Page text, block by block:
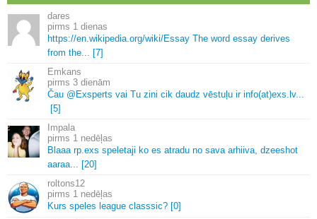
dares
1 dienas
https://en. wikipedia. org/wiki/Essay The word essay derives
from the.
[7]
Emkans
3 dienām
Čau @Exsperts vai Tu zini cik daudz vēstuļu ir info(at)exs. lv.
[5]
Impala
1 nedēļas
Blaaa rp. exs speletaji ko es atradu no sava arhiiva, dzeeshot
aaraa.
[20]
roltons12
1 nedēļas
Kurs speles league classsic? [0]